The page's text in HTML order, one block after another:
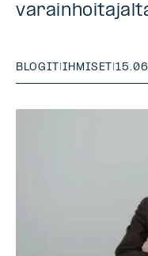
BLOGIT IHMISET |